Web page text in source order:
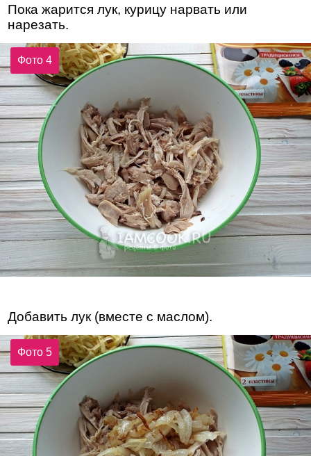
Пока жарится лук, курицу нарвать или
нарезать.
Фото 4
Добавить лук (вместе с маслом).
Фото 5